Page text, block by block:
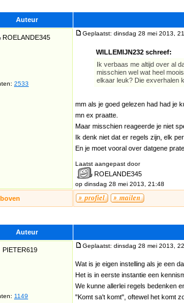
Auteur
ROELANDE345
2533
Geplaatst: dinsdag 28 mei 2013,
WILLEMIJN232 schreef:
Ik verbaas me altijd over al
misschien wel wat heel
elkaar leuk? Die exverhalen
mm als je goed gelezen had had je
mn ex praatte.
Maar misschien reageerde je niet
Ik denk niet dat er regels zijn, elk
En je moet vooral over datgene
Laatst aangepast door
ROELANDE345
op dinsdag 28 mei 2013, 21:48
Auteur
PIETER619
1149
Geplaatst: dinsdag 28 mei 2013,
Wat is je eigen instelling als je een
Het is in eerste instantie een
We kunne allerlei regels bedenken
"Komt sa't komt", oftewel het komt